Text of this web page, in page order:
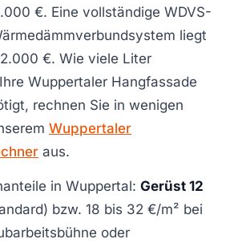
€. Eine vollständige WDVS-
liegt
€. Wie viele Liter
Ihre Wuppertaler Hangfassade
rechnen Sie in wenigen
Wuppertaler
aus.
in Wuppertal: Gerüst 12
bzw. 18 bis 32 €/m² bei
oder